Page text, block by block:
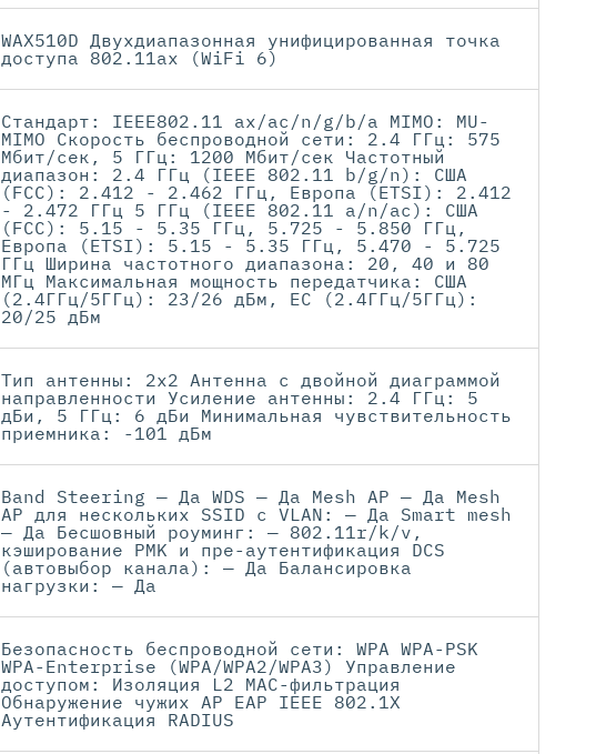
WAX510D Двухдиапазонная унифицированная точка
доступа 802.11ax (WiFi 6)
Стандарт: IEEE802.11 ax/ac/n/g/b/a MIMO: MU-
MIMO Скорость беспроводной сети: 2.4 ГГц: 575
Мбит/сек, 5 ГГц: 1200 Мбит/сек Частотный
диапазон: 2.4 ГГц (IEEE 802.11 b/g/n): США
(FCC): 2.412 - 2.462 ГГц, Европа (ETSI): 2.412
- 2.472 ГГц 5 ГГц (IEEE 802.11 a/n/ac): США
(FCC): 5.15 - 5.35 ГГц, 5.725 - 5.850 ГГц,
Европа (ETSI): 5.15 - 5.35 ГГц, 5.470 - 5.725
ГГц Ширина частотного диапазона: 20, 40 и 80
МГц Максимальная мощность передатчика: США
(2.4ГГц/5ГГц): 23/26 дБм, ЕС (2.4ГГц/5ГГц):
20/25 дБм
Тип антенны: 2x2 Антенна с двойной диаграммой
направленности Усиление антенны: 2.4 ГГц: 5
дБи, 5 ГГц: 6 дБи Минимальная чувствительность
приемника: -101 дБм
Band Steering — Да WDS — Да Mesh AP — Да Mesh
AP для нескольких SSID с VLAN: — Да Smart mesh
— Да Бесшовный роуминг: — 802.11r/k/v,
кэширование PMK и пре-аутентификация DCS
(автовыбор канала): — Да Балансировка
нагрузки: — Да
Безопасность беспроводной сети: WPA WPA-PSK
WPA-Enterprise (WPA/WPA2/WPA3) Управление
доступом: Изоляция L2 MAC-фильтрация
Обнаружение чужих AP EAP IEEE 802.1X
Аутентификация RADIUS